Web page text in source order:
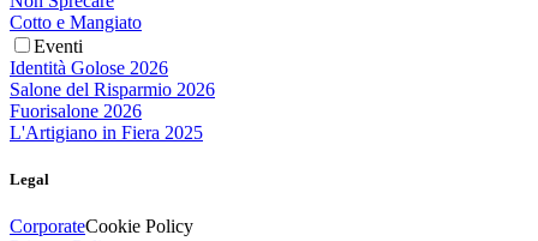
Cotto e Mangiato
Eventi
Identità Golose 2026
Salone del Risparmio 2026
Fuorisalone 2026
L'Artigiano in Fiera 2025
Legal
CorporateCookie Policy